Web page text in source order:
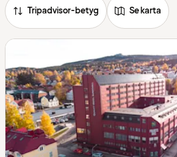
Tripadvisor-betyg Se karta